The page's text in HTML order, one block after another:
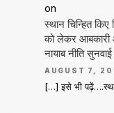
on
स्थान चिन्हित
को लेकर आबकारी
नायाब नीति
AUGUST 7,
[…] इसे भी